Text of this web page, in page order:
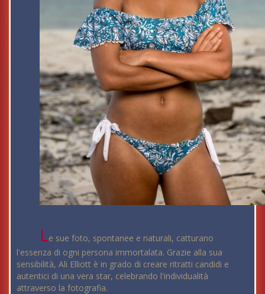
Le sue foto, spontanee e naturali, catturano
l'essenza di ogni persona immortalata. Grazie alla sua
sensibilità, Ali Elliott è in grado di creare ritratti candidi e
autentici di una vera star, celebrando l'individualità
attraverso la fotografia.